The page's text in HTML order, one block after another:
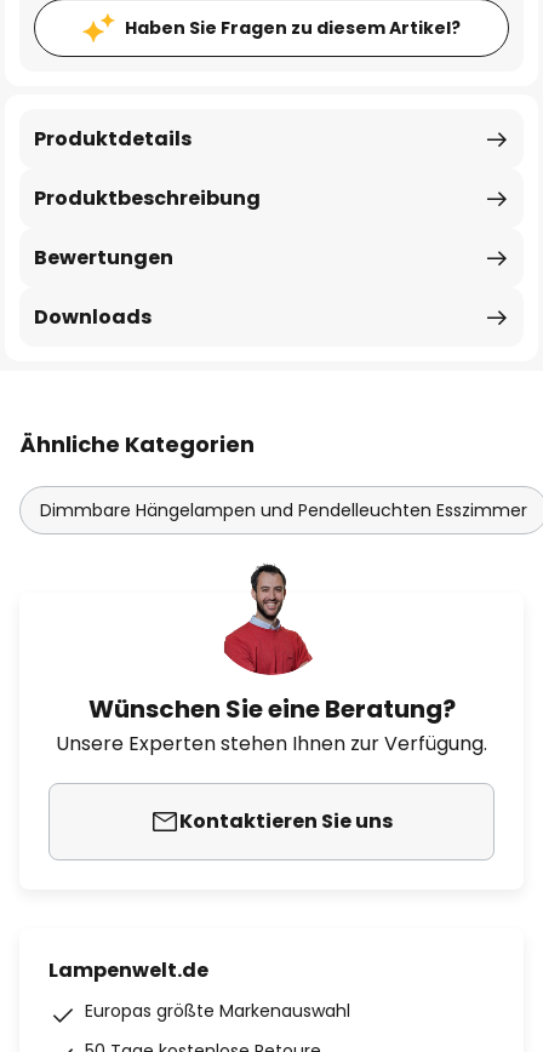
Haben Sie Fragen zu diesem Artikel?
Produktbeschreibung
Produktdetails
Bewertungen
Downloads
Ähnliche Kategorien
Dimmbare Hängelampen und Pendelleuchten Esszimmer
Wünschen Sie eine Beratung?
Unsere Experten stehen Ihnen zur Verfügung.
Kontaktieren Sie uns
Lampenwelt.de
Europas größte Markenauswahl